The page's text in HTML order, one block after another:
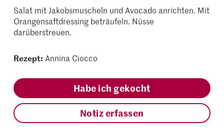
Salat mit Jakobsmuscheln und Avocado anrichten. Mit
Orangensaftdressing beträufeln. Nüsse
darüberstreuen.
Rezept: Annina Ciocco
Habe ich gekocht
Notiz erfassen